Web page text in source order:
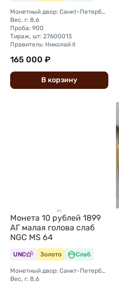
Монетный двор: Санкт-Петербургский монетный двор
Вес, г: 8,6
Проба: 900
Тираж, шт: 27600013
Правитель: Николай II
165 000 ₽
В корзину
Монета 10 рублей 1899
АГ малая голова слаб
NGC MS 64
UNC Золото Слаб
Монетный двор: Санкт-Петербургский монетный двор
Вес, г: 8,6